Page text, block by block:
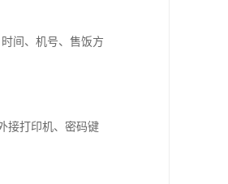
间、机号、售饭方
接打印机、密码键